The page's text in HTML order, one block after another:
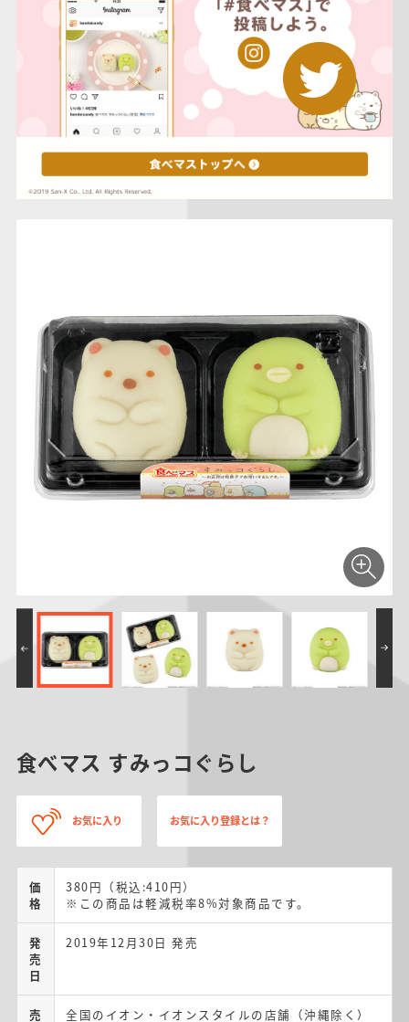
食べマス すみっコぐらし
お気に入り お気に入り登録とは？
価
格
380円（税込:410円）
※この商品は軽減税率8%対象商品です。
発
売
日
2019年12月30日 発売
売
全国のイオン・イオンスタイルの店舗（沖縄除く）